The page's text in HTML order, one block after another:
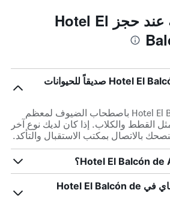
الأسئلة الشائعة عند حجز Hotel El
هل يعتبر Hotel El Balcón de Ataco صديقاً للحيوانات
يرحب Hotel El Balcón de Ataco باصطحاب الضيوف لمعظم
مثل القطط والكلاب. إذا كان لديك نوع آخر
بالاتصال بمكتب الاستقبال والتأكد.
هل تتوفر خدمة الواي فاي في Hotel El Balcón de